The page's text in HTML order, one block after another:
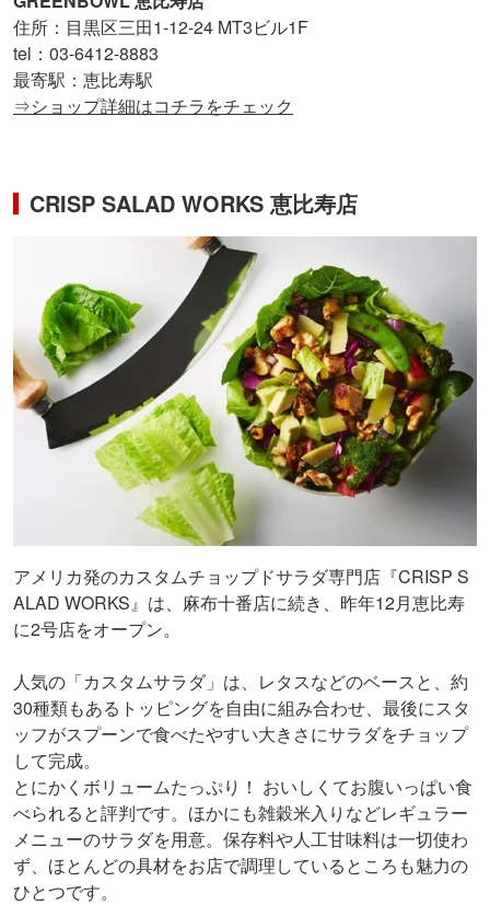
住所：目黒区三田1-12-24 MT3ビル1F
tel：03-6412-8883
最寄駅：恵比寿駅
⇒ショップ詳細はコチラをチェック
CRISP SALAD WORKS 恵比寿店
アメリカ発のカスタムチョップドサラダ専門店『CRISP S
ALAD WORKS』は、麻布十番店に続き、昨年12月恵比寿
に2号店をオープン。
人気の「カスタムサラダ」は、レタスなどのベースと、約
30種類もあるトッピングを自由に組み合わせ、最後にスタ
ッフがスプーンで食べたやすい大きさにサラダをチョップ
して完成。
とにかくボリュームたっぷり！ おいしくてお腹いっぱい食
べられると評判です。ほかにも雑穀米入りなどレギュラー
メニューのサラダを用意。保存料や人工甘味料は一切使わ
ず、ほとんどの具材をお店で調理しているところも魅力の
ひとつです。